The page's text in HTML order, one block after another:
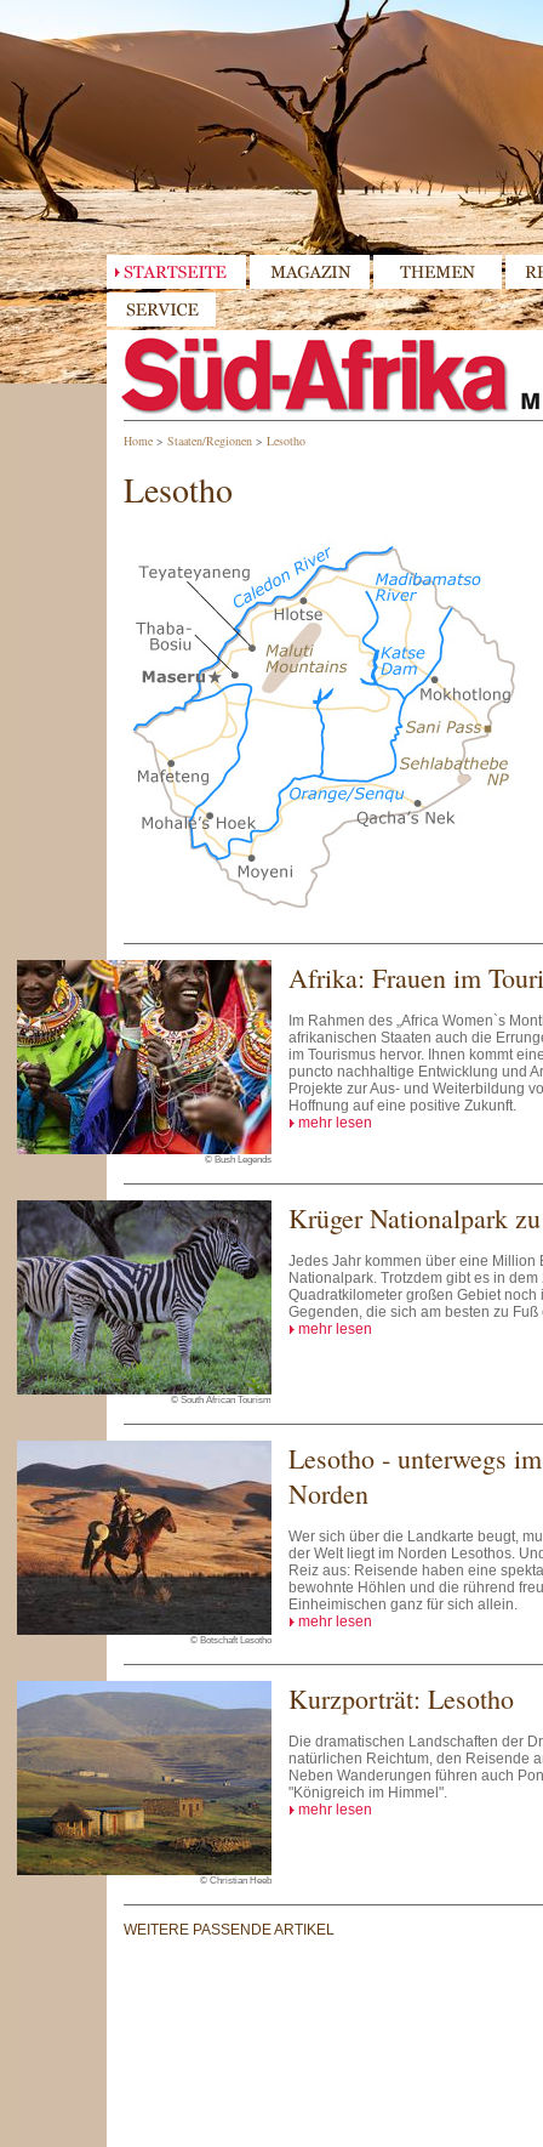
Home > Staaten/Regionen > Lesotho
Lesotho
© Bush Legends
Afrika: Frauen im
Im Rahmen des „Africa Women`s
afrikanischen Staaten auch die
im Tourismus hervor. Ihnen kommt
puncto nachhaltige Entwicklung und
Projekte zur Aus- und Weiterbildung
Hoffnung auf eine positive Zukunft.
mehr lesen
© South African Tourism
Krüger Nationalpark
Jedes Jahr kommen über eine Million
Nationalpark. Trotzdem gibt es in dem
Quadratkilometer großen Gebiet noch
Gegenden, die sich am besten zu
mehr lesen
© Botschaft Lesotho
Lesotho - unterwegs
Norden
Wer sich über die Landkarte beugt,
der Welt liegt im Norden Lesothos.
Reiz aus: Reisende haben eine
bewohnte Höhlen und die rührend
Einheimischen ganz für sich allein.
mehr lesen
© Christian Heeb
Kurzporträt: Lesotho
Die dramatischen Landschaften der
natürlichen Reichtum, den Reisende
Neben Wanderungen führen auch
"Königreich im Himmel".
mehr lesen
WEITERE PASSENDE ARTIKEL